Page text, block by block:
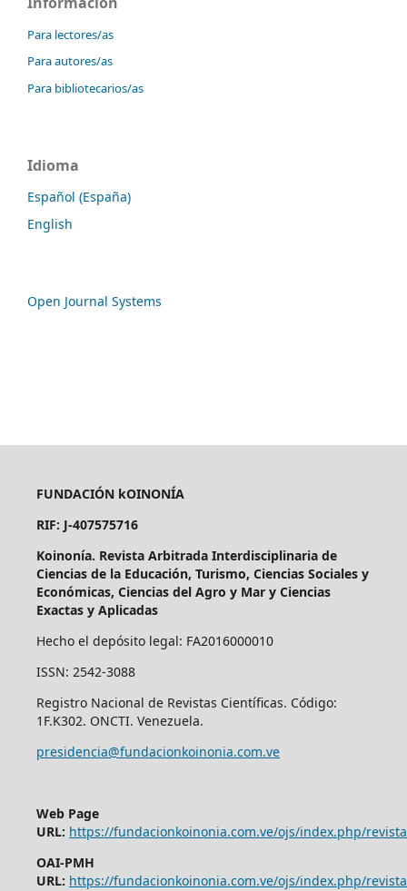
Para lectores/as
Para autores/as
Para bibliotecarios/as
Idioma
Español (España)
English
Open Journal Systems
FUNDACIÓN kOINONÍA
RIF: J-407575716
Koinonía. Revista Arbitrada Interdisciplinaria de
Ciencias de la Educación, Turismo, Ciencias Sociales y
Económicas, Ciencias del Agro y Mar y Ciencias
Exactas y Aplicadas
Hecho el depósito legal: FA2016000010
ISSN: 2542-3088
Registro Nacional de Revistas Científicas. Código:
1F.K302. ONCTI. Venezuela.
presidencia@fundacionkoinonia.com.ve
Web Page
URL: https://fundacionkoinonia.com.ve/ojs/index.php/
OAI-PMH
URL: https://fundacionkoinonia.com.ve/ojs/index.php/